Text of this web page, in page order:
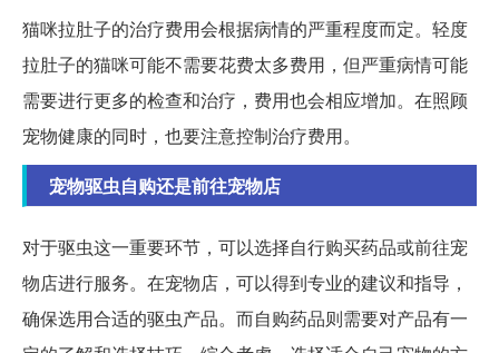
猫咪拉肚子的治疗费用会根据病情的严重程度而定。轻度
拉肚子的猫咪可能不需要花费太多费用，但严重病情可能
需要进行更多的检查和治疗，费用也会相应增加。在照顾
宠物健康的同时，也要注意控制治疗费用。
宠物驱虫自购还是前往宠物店
对于驱虫这一重要环节，可以选择自行购买药品或前往宠
物店进行服务。在宠物店，可以得到专业的建议和指导，
确保选用合适的驱虫产品。而自购药品则需要对产品有一